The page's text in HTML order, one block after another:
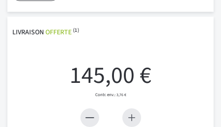
LIVRAISON OFFERTE (1)
145,00 €
3,76 €